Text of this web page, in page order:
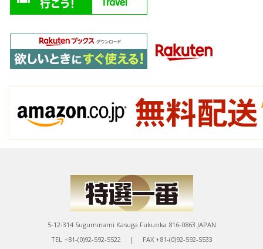
5-12-314 Suguminami Kasuga Fukuoka 816-0863 JAPAN
TEL +81-(0)92-592-5522 | FAX +81-(0)92-592-5533